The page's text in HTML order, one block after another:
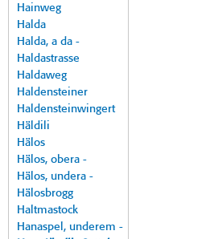
Hainweg
Halda
Halda, a da -
Haldastrasse
Haldaweg
Haldensteiner
Haldensteinwingert
Häldili
Hälos
Hälos, obera -
Hälos, undera -
Hälosbrogg
Haltmastock
Hanaspel, underem -